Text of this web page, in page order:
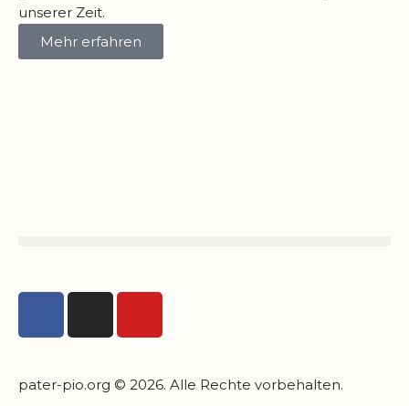
unserer Zeit.
Mehr erfahren
pater-pio.org © 2026. Alle Rechte vorbehalten.